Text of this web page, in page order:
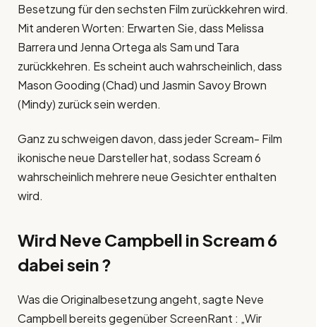
Besetzung für den sechsten Film zurückkehren wird.
Mit anderen Worten: Erwarten Sie, dass Melissa
Barrera und Jenna Ortega als Sam und Tara
zurückkehren. Es scheint auch wahrscheinlich, dass
Mason Gooding (Chad) und Jasmin Savoy Brown
(Mindy) zurück sein werden.
Ganz zu schweigen davon, dass jeder Scream- Film
ikonische neue Darsteller hat, sodass Scream 6
wahrscheinlich mehrere neue Gesichter enthalten
wird.
Wird Neve Campbell in Scream 6
dabei sein ?
Was die Originalbesetzung angeht, sagte Neve
Campbell bereits gegenüber ScreenRant : „Wir